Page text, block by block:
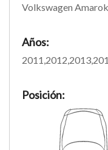
Volkswagen Amarok
Años:
Posición: